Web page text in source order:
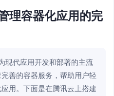
理容器化应用的完
现代应用开发和部署的主流
善的容器服务，帮助用户轻
用。下面是在腾讯云上搭建